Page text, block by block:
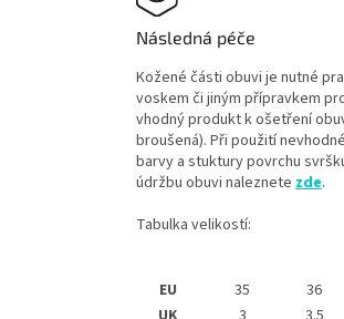
Následná péče
Kožené části obuvi je nutné
voskem či jiným přípravkem
vhodný produkt k ošetření
broušená). Při použití
barvy a stuktury povrchu
údržbu obuvi naleznete zde.
Tabulka velikostí:
EU 35 36